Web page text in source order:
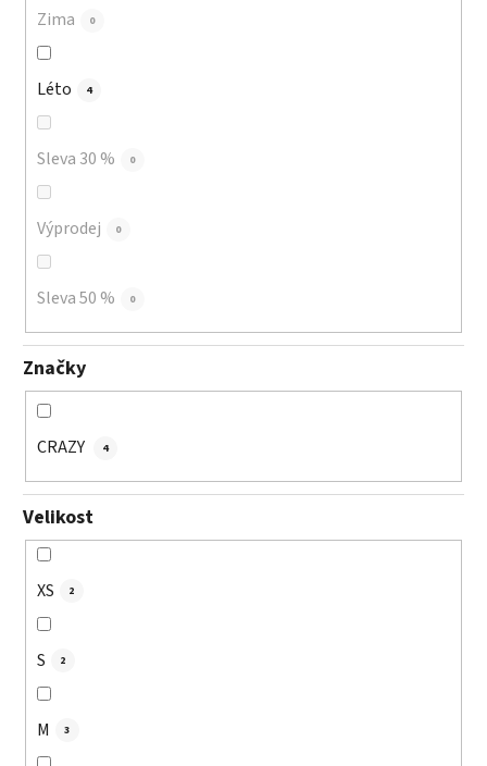
Zima 0
Léto 4
Sleva 30 % 0
Výprodej 0
Sleva 50 % 0
Značky
CRAZY 4
Velikost
XS 2
S 2
M 3